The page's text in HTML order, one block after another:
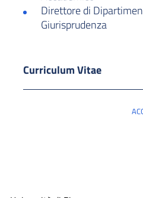
Direttore di
Giurisprudenza
Curriculum Vitae